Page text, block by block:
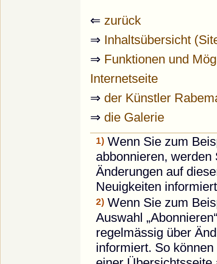
⇐ zurück
⇒ Inhaltsübersicht
⇒ Funktionen und
Internetseite
⇒ der Künstler
⇒ die Galerie
1) Wenn Sie zum
abbonnieren,
Änderungen auf
Neuigkeiten
2) Wenn Sie zum
Auswahl
regelmässig über
informiert. So